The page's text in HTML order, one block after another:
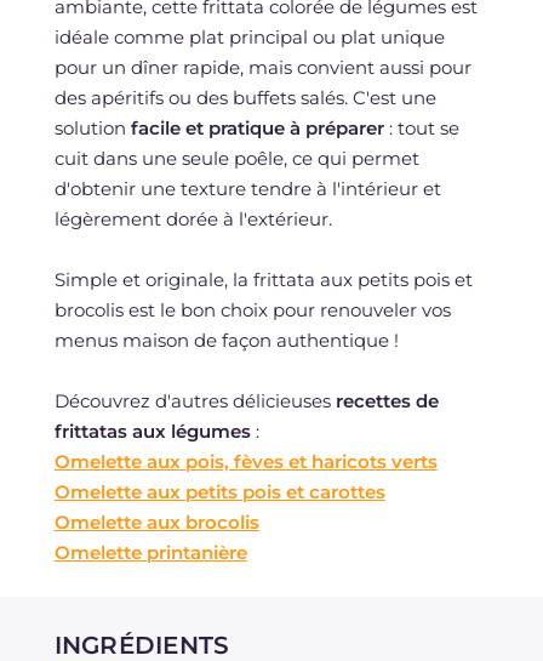
ambiante, cette frittata colorée de légumes est
idéale comme plat principal ou plat unique
pour un dîner rapide, mais convient aussi pour
des apéritifs ou des buffets salés. C'est une
solution facile et pratique à préparer: tout se
cuit dans une seule poêle, ce qui permet
d'obtenir une texture tendre à l'intérieur et
légèrement dorée à l'extérieur.
Simple et originale, la frittata aux petits pois et
brocolis est le bon choix pour renouveler vos
menus maison de façon authentique !
Découvrez d'autres délicieuses recettes de
frittatas aux légumes:
Omelette aux pois, fèves et haricots verts
Omelette aux petits pois et carottes
Omelette aux brocolis
Omelette printanière
INGRÉDIENTS